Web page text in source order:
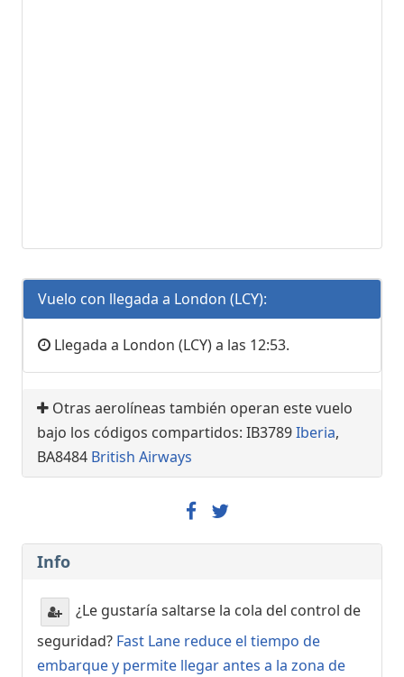
Vuelo con llegada a London (LCY):
Llegada a London (LCY) a las 12:53.
Otras aerolíneas también operan este vuelo
bajo los códigos compartidos: IB3789Iberia,
BA8484 British Airways
Info
¿Le gustaría saltarse la cola del control de
seguridad? Fast Lane reduce el tiempo de
embarque y permite llegar antes a la zona de